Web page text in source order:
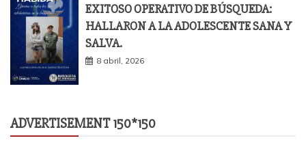
EXITOSO OPERATIVO DE BÚSQUEDA:
HALLARON A LA ADOLESCENTE SANA Y
SALVA.
8 abril, 2026
ADVERTISEMENT 150*150